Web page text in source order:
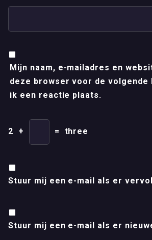
Mijn naam, e-mailadres en
deze browser voor de volgende
ik een reactie plaats.
2 + = three
Stuur mij een e-mail als er
Stuur mij een e-mail als er